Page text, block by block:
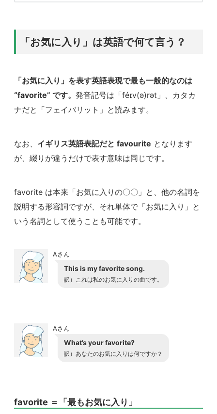
「お気に入り」は英語で何て言う？
「お気に入り」を表す英語表現で最も一般的なのは
“favorite” です。 発音記号は「féɪv(ə)rət」、カタカ
ナだと「フェイバリット」と読みます。
なお、 イギリス英語表記だと favourite となります
が、綴りが違うだけで表す意味は同じです。
favorite は本来「お気に入りの〇〇」と、他の名詞を
説明する形容詞ですが、それ単体で「お気に入り」と
いう名詞として使うことも可能です。
Aさん
This is my favorite song.
訳）これは私のお気に入りの曲です。
Aさん
What’s your favorite?
訳）あなたのお気に入りは何ですか？
favorite ＝「最もお気に入り」